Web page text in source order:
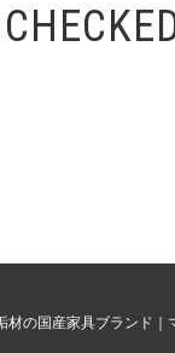
材の国産家具ブランド｜